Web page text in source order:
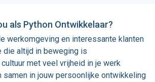
als Python Ontwikkelaar?
werkomgeving en interessante klanten
die altijd in beweging is
met veel vrijheid in je werk
samen in jouw persoonlijke ontwikkeling